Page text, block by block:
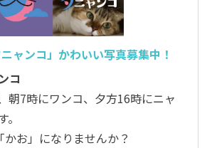
ニャンコ」かわいい写真募集中！
コ
朝7時にワンコ、夕方16時にニャ
お」になりませんか？